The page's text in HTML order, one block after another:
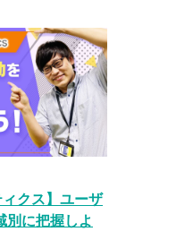
ィクス】ユーザ
別に把握しよ